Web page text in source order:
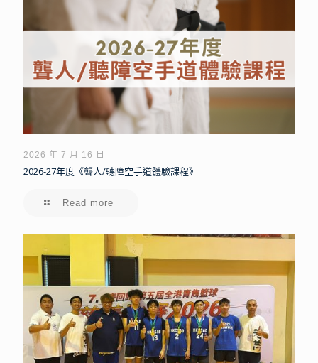
2026 年 7 月 16 日
2026-27年度《聾人/聽障空手道體驗課程》
Read more